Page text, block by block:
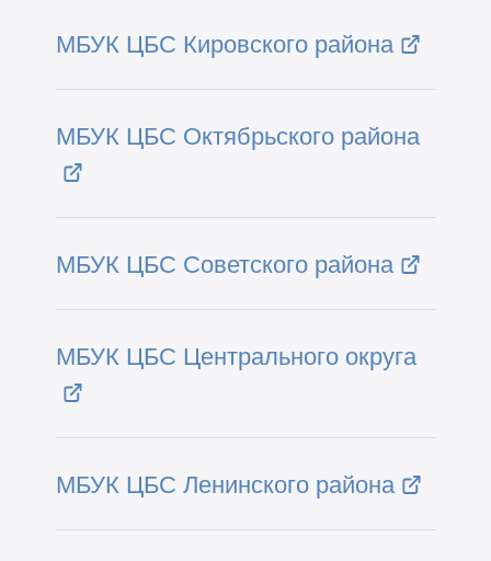
МБУК ЦБС Кировского района
МБУК ЦБС Октябрьского района
МБУК ЦБС Советского района
МБУК ЦБС Центрального округа
МБУК ЦБС Ленинского района